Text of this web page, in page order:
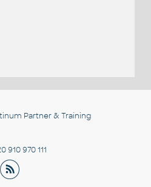
Partner & Training
970 111